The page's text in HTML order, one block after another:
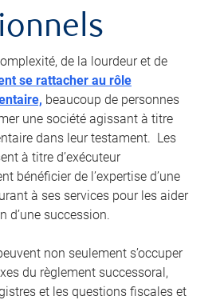
de la lourdeur et de
se rattacher au rôle
beaucoup de personnes
une société agissant à titre
dans leur testament. Les
à titre d’exécuteur
bénéficier de l’expertise d’une
à ses services pour les aider
d’une succession.
non seulement s’occuper
du règlement successoral,
et les questions fiscales et